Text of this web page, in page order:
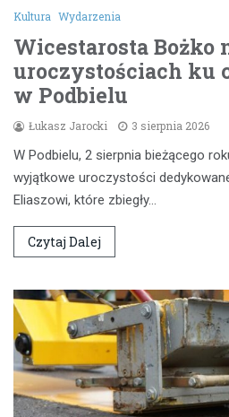
Kultura Wydarzenia
Wicestarosta Bożko
uroczystościach ku
w Podbielu
Łukasz Jarocki 3 sierpnia 2026
W Podbielu, 2 sierpnia bieżącego
wyjątkowe uroczystości
Eliaszowi, które zbiegły…
Czytaj Dalej